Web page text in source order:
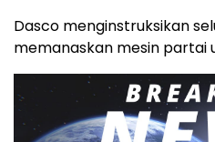
Dasco menginstruksikan
memanaskan mesin partai